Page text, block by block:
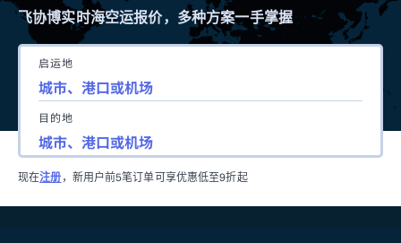
飞协博实时海空运报价，多种方案一手掌握
启运地
目的地
现在注册 ，新用户前5笔订单可享优惠低至9折起